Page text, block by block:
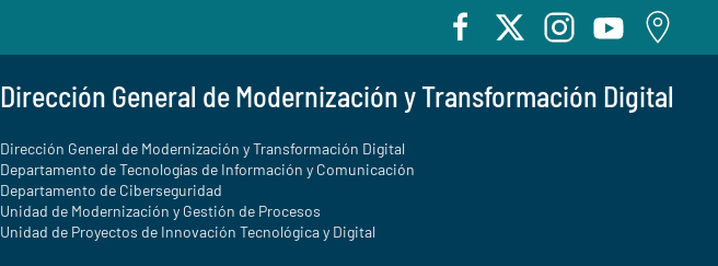
Dirección General de Modernización y Transformación Digital
Dirección General de Modernización y Transformación Digital
Departamento de Tecnologías de Información y Comunicación
Departamento de Ciberseguridad
Unidad de Modernización y Gestión de Procesos
Unidad de Proyectos de Innovación Tecnológica y Digital